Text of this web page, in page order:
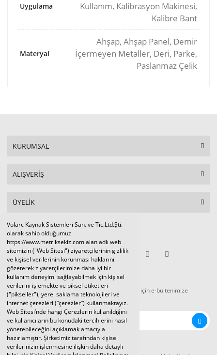
Volarc Kaynak Sistemleri San. ve Tic.Ltd.Şti.
olarak sahip olduğumuz
https://www.metriksekiz.com alan adlı web
sitemizin ("Web Sitesi") ziyaretçilerinin gizlilik
ve kişisel verilerinin korunması haklarını
gözeterek ziyaretçilerimize daha iyi bir
kullanım deneyimi sağlayabilmek için kişisel
verilerini işlemekte ve piksel etiketleri
("pikseller"), yerel saklama teknolojileri ve
internet çerezleri (“çerezler”) kullanmaktayız.
Web Sitesi’nde hangi Çerezlerin kullanıldığını
ve kullanıcıların bu konudaki tercihlerini nasıl
yönetebileceğini açıklamak amacıyla
hazırlamıştır. Şirketimiz tarafından kişisel
verilerinizin işlenmesine ilişkin daha detaylı
Uygulama
Kullanım, Kalibrasyon Makinesi,
Kalibre Bant
Materyal
Ahşap, Ahşap Panel, Demir
İçermeyen Metaller, Deri, Parke,
Paslanmaz Çelik
KURUMSAL
ALIŞVERİŞ
ÜYELİK
E-BÜLTEN
Tüm kampanya ve duyurulardan haberdar olmak için e-bültenimize
kaydolunuz.